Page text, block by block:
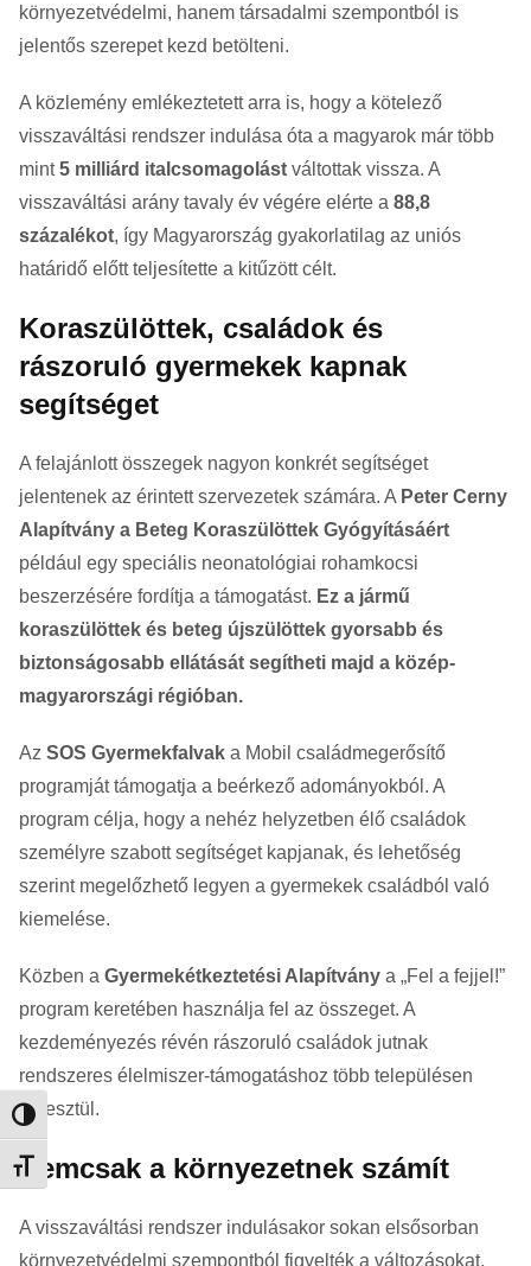
Nagy kontraszt váltása
Betűméret váltása
környezetvédelmi, hanem társadalmi szempontból is
jelentős szerepet kezd betölteni.
A közlemény emlékeztetett arra is, hogy a kötelező
visszaváltási rendszer indulása óta a magyarok már több
mint5 milliárd italcsomagolást váltottak vissza. A
visszaváltási arány tavaly év végére elérte a 88,8
százalékot, így Magyarország gyakorlatilag az uniós
határidő előtt teljesítette a kitűzött célt.
Koraszülöttek, családok és
rászoruló gyermekek kapnak
segítséget
A felajánlott összegek nagyon konkrét segítséget
jelentenek az érintett szervezetek számára. A Peter Cerny
Alapítvány a Beteg Koraszülöttek Gyógyításáért
például egy speciális neonatológiai rohamkocsi
beszerzésére fordítja a támogatást. Ez a jármű
koraszülöttek és beteg újszülöttek gyorsabb és
biztonságosabb ellátását segítheti majd a közép-
magyarországi régióban.
Az SOS Gyermekfalvak a Mobil családmegerősítő
programját támogatja a beérkező adományokból. A
program célja, hogy a nehéz helyzetben élő családok
személyre szabott segítséget kapjanak, és lehetőség
szerint megelőzhető legyen a gyermekek családból való
kiemelése.
Közben a Gyermekétkeztetési Alapítvány a „Fel a fejjel!”
program keretében használja fel az összeget. A
kezdeményezés révén rászoruló családok jutnak
rendszeres élelmiszer-támogatáshoz több településen
keresztül.
Nemcsak a környezetnek számít
A visszaváltási rendszer indulásakor sokan elsősorban
környezetvédelmi szempontból figyelték a változásokat,